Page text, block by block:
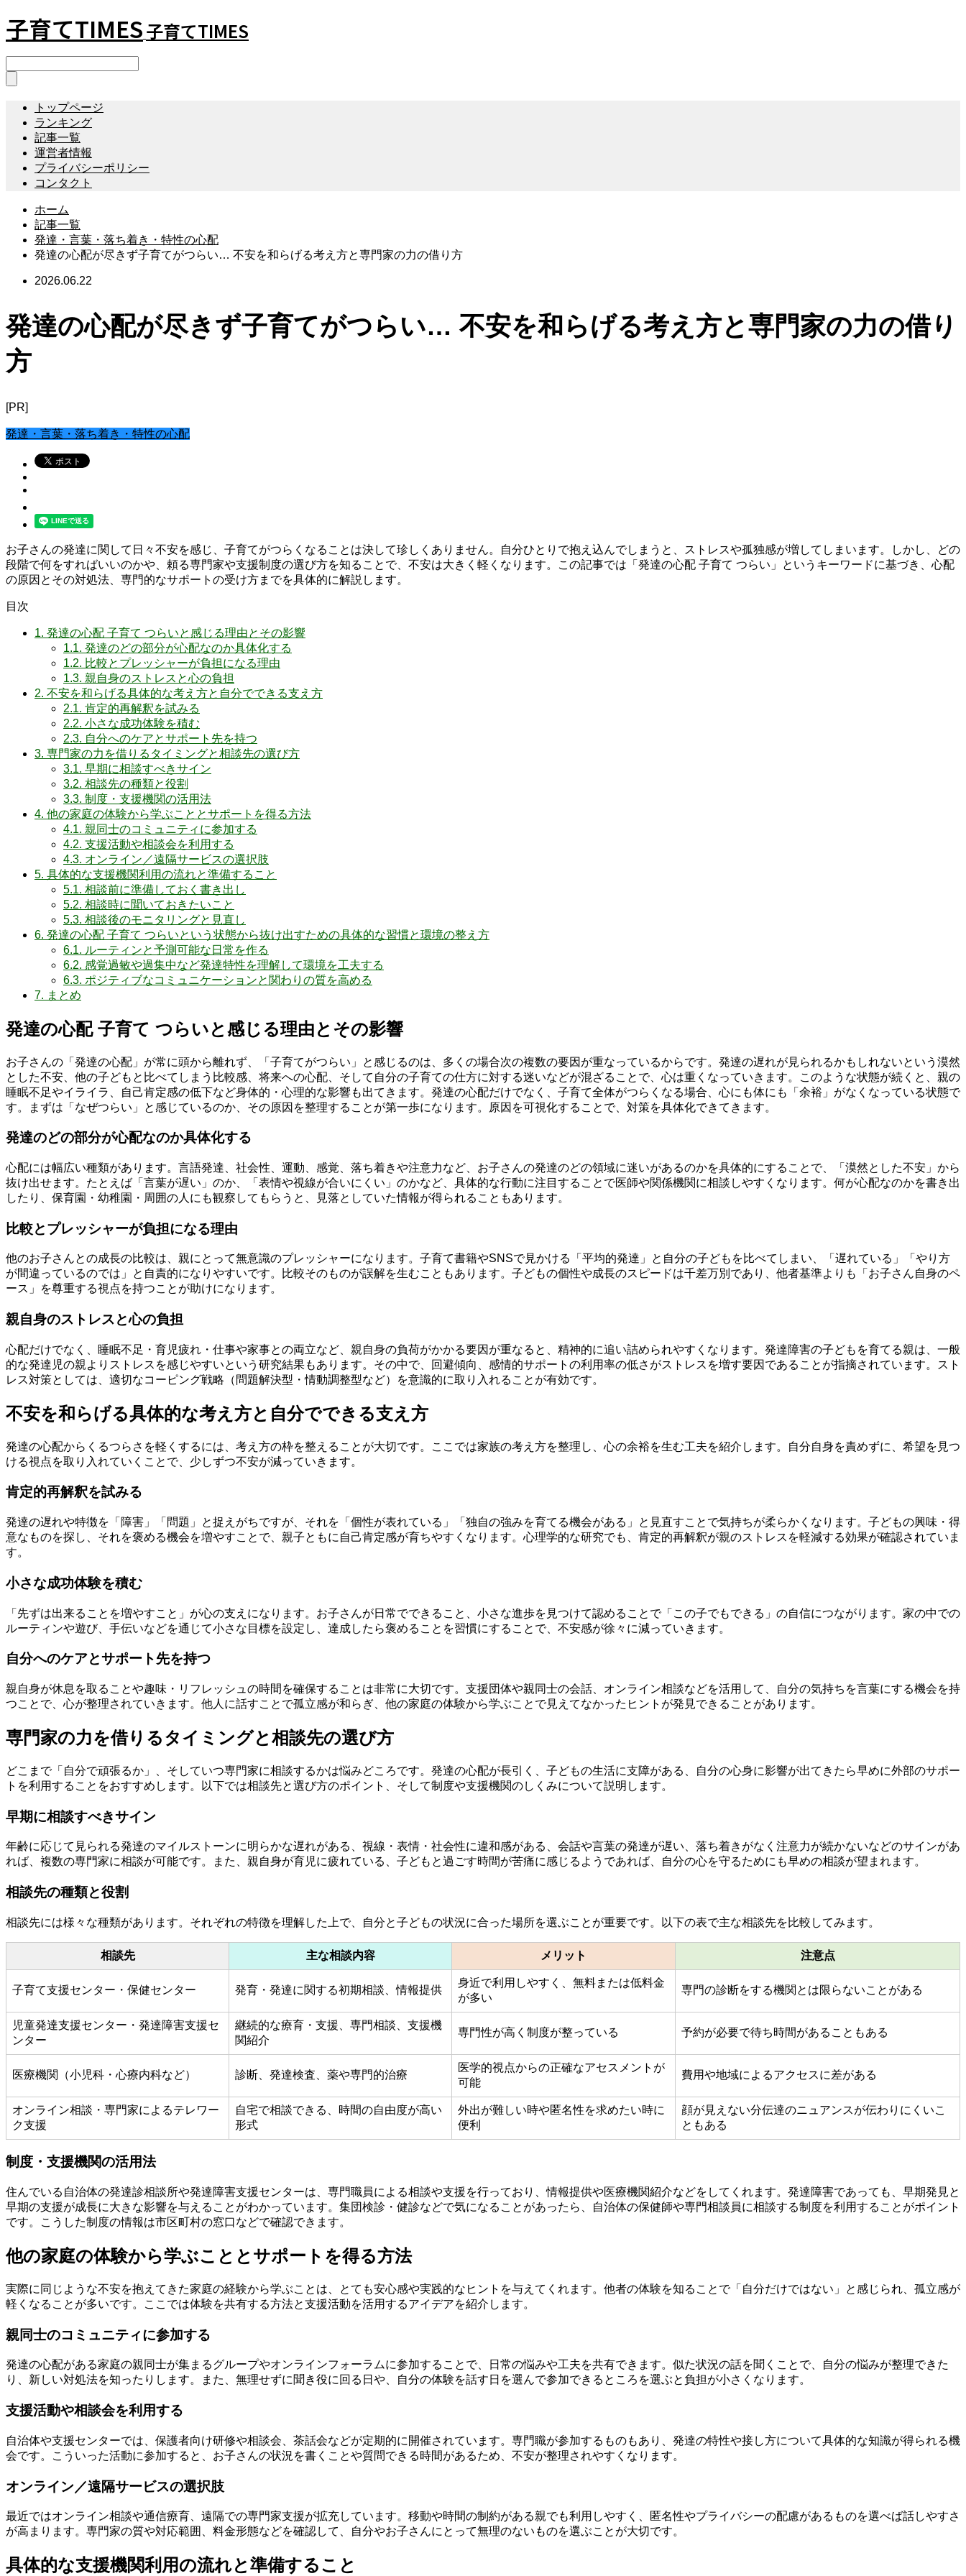
子育てTIMES子育てTIMES
トップページ
ランキング
記事一覧
運営者情報
プライバシーポリシー
コンタクト
ホーム
記事一覧
発達・言葉・落ち着き・特性の心配
発達の心配が尽きず子育てがつらい… 不安を和らげる考え方と専門家の力の借り方
2026.06.22
発達の心配が尽きず子育てがつらい… 不安を和らげる考え方と専門家の力の借り
方
[PR]
発達・言葉・落ち着き・特性の心配
お子さんの発達に関して日々不安を感じ、子育てがつらくなることは決して珍しくありません。自分ひとりで抱え込んでしまうと、ストレスや孤独感が増してしまいます。しかし、どの
段階で何をすればいいのかや、頼る専門家や支援制度の選び方を知ることで、不安は大きく軽くなります。この記事では「発達の心配 子育て つらい」というキーワードに基づき、心配
の原因とその対処法、専門的なサポートの受け方までを具体的に解説します。
目次
1. 発達の心配 子育て つらいと感じる理由とその影響
1.1. 発達のどの部分が心配なのか具体化する
1.2. 比較とプレッシャーが負担になる理由
1.3. 親自身のストレスと心の負担
2. 不安を和らげる具体的な考え方と自分でできる支え方
2.1. 肯定的再解釈を試みる
2.2. 小さな成功体験を積む
2.3. 自分へのケアとサポート先を持つ
3. 専門家の力を借りるタイミングと相談先の選び方
3.1. 早期に相談すべきサイン
3.2. 相談先の種類と役割
3.3. 制度・支援機関の活用法
4. 他の家庭の体験から学ぶこととサポートを得る方法
4.1. 親同士のコミュニティに参加する
4.2. 支援活動や相談会を利用する
4.3. オンライン／遠隔サービスの選択肢
5. 具体的な支援機関利用の流れと準備すること
5.1. 相談前に準備しておく書き出し
5.2. 相談時に聞いておきたいこと
5.3. 相談後のモニタリングと見直し
6. 発達の心配 子育て つらいという状態から抜け出すための具体的な習慣と環境の整え方
6.1. ルーティンと予測可能な日常を作る
6.2. 感覚過敏や過集中など発達特性を理解して環境を工夫する
6.3. ポジティブなコミュニケーションと関わりの質を高める
7. まとめ
発達の心配 子育て つらいと感じる理由とその影響
お子さんの「発達の心配」が常に頭から離れず、「子育てがつらい」と感じるのは、多くの場合次の複数の要因が重なっているからです。発達の遅れが見られるかもしれないという漠然
とした不安、他の子どもと比べてしまう比較感、将来への心配、そして自分の子育ての仕方に対する迷いなどが混ざることで、心は重くなっていきます。このような状態が続くと、親の
睡眠不足やイライラ、自己肯定感の低下など身体的・心理的な影響も出てきます。発達の心配だけでなく、子育て全体がつらくなる場合、心にも体にも「余裕」がなくなっている状態で
す。まずは「なぜつらい」と感じているのか、その原因を整理することが第一歩になります。原因を可視化することで、対策を具体化できてきます。
発達のどの部分が心配なのか具体化する
心配には幅広い種類があります。言語発達、社会性、運動、感覚、落ち着きや注意力など、お子さんの発達のどの領域に迷いがあるのかを具体的にすることで、「漠然とした不安」から
抜け出せます。たとえば「言葉が遅い」のか、「表情や視線が合いにくい」のかなど、具体的な行動に注目することで医師や関係機関に相談しやすくなります。何が心配なのかを書き出
したり、保育園・幼稚園・周囲の人にも観察してもらうと、見落としていた情報が得られることもあります。
比較とプレッシャーが負担になる理由
他のお子さんとの成長の比較は、親にとって無意識のプレッシャーになります。子育て書籍やSNSで見かける「平均的発達」と自分の子どもを比べてしまい、「遅れている」「やり方
が間違っているのでは」と自責的になりやすいです。比較そのものが誤解を生むこともあります。子どもの個性や成長のスピードは千差万別であり、他者基準よりも「お子さん自身のペ
ース」を尊重する視点を持つことが助けになります。
親自身のストレスと心の負担
心配だけでなく、睡眠不足・育児疲れ・仕事や家事との両立など、親自身の負荷がかかる要因が重なると、精神的に追い詰められやすくなります。発達障害の子どもを育てる親は、一般
的な発達児の親よりストレスを感じやすいという研究結果もあります。その中で、回避傾向、感情的サポートの利用率の低さがストレスを増す要因であることが指摘されています。スト
レス対策としては、適切なコーピング戦略（問題解決型・情動調整型など）を意識的に取り入れることが有効です。
不安を和らげる具体的な考え方と自分でできる支え方
発達の心配からくるつらさを軽くするには、考え方の枠を整えることが大切です。ここでは家族の考え方を整理し、心の余裕を生む工夫を紹介します。自分自身を責めずに、希望を見つ
ける視点を取り入れていくことで、少しずつ不安が減っていきます。
肯定的再解釈を試みる
発達の遅れや特徴を「障害」「問題」と捉えがちですが、それを「個性が表れている」「独自の強みを育てる機会がある」と見直すことで気持ちが柔らかくなります。子どもの興味・得
意なものを探し、それを褒める機会を増やすことで、親子ともに自己肯定感が育ちやすくなります。心理学的な研究でも、肯定的再解釈が親のストレスを軽減する効果が確認されていま
す。
小さな成功体験を積む
「先ずは出来ることを増やすこと」が心の支えになります。お子さんが日常でできること、小さな進歩を見つけて認めることで「この子でもできる」の自信につながります。家の中での
ルーティンや遊び、手伝いなどを通じて小さな目標を設定し、達成したら褒めることを習慣にすることで、不安感が徐々に減っていきます。
自分へのケアとサポート先を持つ
親自身が休息を取ることや趣味・リフレッシュの時間を確保することは非常に大切です。支援団体や親同士の会話、オンライン相談などを活用して、自分の気持ちを言葉にする機会を持
つことで、心が整理されていきます。他人に話すことで孤立感が和らぎ、他の家庭の体験から学ぶことで見えてなかったヒントが発見できることがあります。
専門家の力を借りるタイミングと相談先の選び方
どこまで「自分で頑張るか」、そしていつ専門家に相談するかは悩みどころです。発達の心配が長引く、子どもの生活に支障がある、自分の心身に影響が出てきたら早めに外部のサポー
トを利用することをおすすめします。以下では相談先と選び方のポイント、そして制度や支援機関のしくみについて説明します。
早期に相談すべきサイン
年齢に応じて見られる発達のマイルストーンに明らかな遅れがある、視線・表情・社会性に違和感がある、会話や言葉の発達が遅い、落ち着きがなく注意力が続かないなどのサインがあ
れば、複数の専門家に相談が可能です。また、親自身が育児に疲れている、子どもと過ごす時間が苦痛に感じるようであれば、自分の心を守るためにも早めの相談が望まれます。
相談先の種類と役割
相談先には様々な種類があります。それぞれの特徴を理解した上で、自分と子どもの状況に合った場所を選ぶことが重要です。以下の表で主な相談先を比較してみます。
相談先 主な相談内容 メリット 注意点
子育て支援センター・保健センター 発育・発達に関する初期相談、情報提供
身近で利用しやすく、無料または低料金
が多い
専門の診断をする機関とは限らないことがある
児童発達支援センター・発達障害支援セ
ンター
継続的な療育・支援、専門相談、支援機
関紹介
専門性が高く制度が整っている 予約が必要で待ち時間があることもある
医療機関（小児科・心療内科など） 診断、発達検査、薬や専門的治療
医学的視点からの正確なアセスメントが
可能
費用や地域によるアクセスに差がある
オンライン相談・専門家によるテレワー
ク支援
自宅で相談できる、時間の自由度が高い
形式
外出が難しい時や匿名性を求めたい時に
便利
顔が見えない分伝達のニュアンスが伝わりにくいこ
ともある
制度・支援機関の活用法
住んでいる自治体の発達診相談所や発達障害支援センターは、専門職員による相談や支援を行っており、情報提供や医療機関紹介などをしてくれます。発達障害であっても、早期発見と
早期の支援が成長に大きな影響を与えることがわかっています。集団検診・健診などで気になることがあったら、自治体の保健師や専門相談員に相談する制度を利用することがポイント
です。こうした制度の情報は市区町村の窓口などで確認できます。
他の家庭の体験から学ぶこととサポートを得る方法
実際に同じような不安を抱えてきた家庭の経験から学ぶことは、とても安心感や実践的なヒントを与えてくれます。他者の体験を知ることで「自分だけではない」と感じられ、孤立感が
軽くなることが多いです。ここでは体験を共有する方法と支援活動を活用するアイデアを紹介します。
親同士のコミュニティに参加する
発達の心配がある家庭の親同士が集まるグループやオンラインフォーラムに参加することで、日常の悩みや工夫を共有できます。似た状況の話を聞くことで、自分の悩みが整理できた
り、新しい対処法を知ったりします。また、無理せずに聞き役に回る日や、自分の体験を話す日を選んで参加できるところを選ぶと負担が小さくなります。
支援活動や相談会を利用する
自治体や支援センターでは、保護者向け研修や相談会、茶話会などが定期的に開催されています。専門職が参加するものもあり、発達の特性や接し方について具体的な知識が得られる機
会です。こういった活動に参加すると、お子さんの状況を書くことや質問できる時間があるため、不安が整理されやすくなります。
オンライン／遠隔サービスの選択肢
最近ではオンライン相談や通信療育、遠隔での専門家支援が拡充しています。移動や時間の制約がある親でも利用しやすく、匿名性やプライバシーの配慮があるものを選べば話しやすさ
が高まります。専門家の質や対応範囲、料金形態などを確認して、自分やお子さんにとって無理のないものを選ぶことが大切です。
具体的な支援機関利用の流れと準備すること